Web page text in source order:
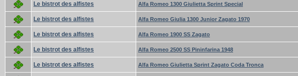
Le bistrot des alfistes Alfa Romeo 1300 Giulietta Sprint Special
Le bistrot des alfistes Alfa Romeo Giulia 1300 Junior Zagato 1970
Le bistrot des alfistes Alfa Romeo 1900 SS Zagato
Le bistrot des alfistes Alfa Romeo 2500 SS Pininfarina 1948
Le bistrot des alfistes Alfa Romeo Giulietta Sprint Zagato Coda Tronca